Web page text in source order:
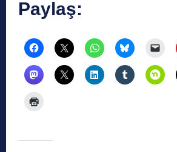
Paylaş: